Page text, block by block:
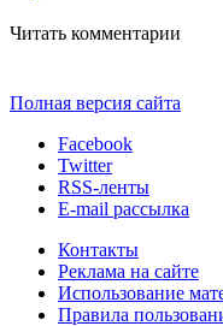
Читать комментарии
Полная версия сайта
Facebook
Twitter
RSS-ленты
E-mail рассылка
Контакты
Реклама на сайте
Использование
Правила